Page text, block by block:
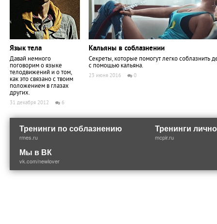
Язык тела
Давай немного
поговорим о языке
телодвижений и о том,
как это связано с твоим
положением в глазах
других.
31 декабря 2012 6
Кальяны в соблазнении
Секреты, которые помогут легко соблазнить
с помощью кальяна.
23 июня 2016 0
Тренинги по соблазнению
rmes.ru
Тренинги
mcpir.ru
Мы в ВК
vk.com/newlover